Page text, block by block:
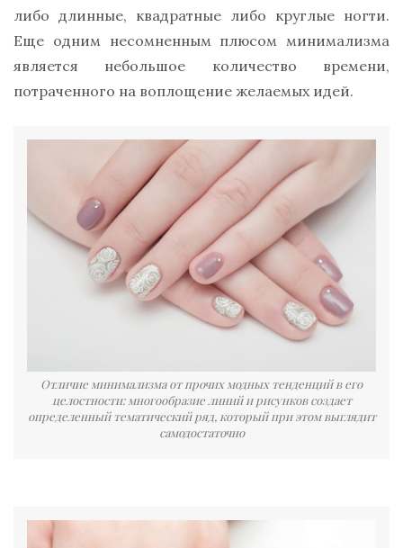
либо длинные, квадратные либо круглые ногти.
Еще одним несомненным плюсом минимализма
является небольшое количество времени,
потраченного на воплощение желаемых идей.
Отличие минимализма от прочих модных тенденций в его
целостности: многообразие линий и рисунков создает
определенный тематический ряд, который при этом выглядит
самодостаточно